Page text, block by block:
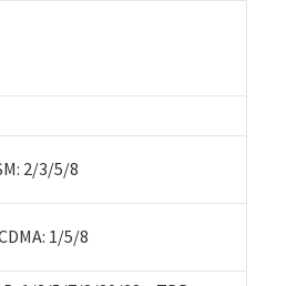
2/3/5/8
1/5/8